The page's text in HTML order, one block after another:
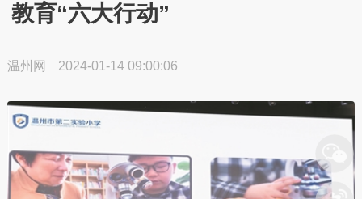
教育“六大行动”
温州网 2024-01-14 09:00:06